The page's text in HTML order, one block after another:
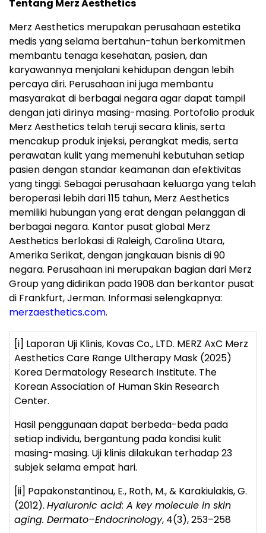
Tentang Merz Aesthetics
Merz Aesthetics merupakan perusahaan estetika
medis yang selama bertahun-tahun berkomitmen
membantu tenaga kesehatan, pasien, dan
karyawannya menjalani kehidupan dengan lebih
percaya diri. Perusahaan ini juga membantu
masyarakat di berbagai negara agar dapat tampil
dengan jati dirinya masing-masing. Portofolio produk
Merz Aesthetics telah teruji secara klinis, serta
mencakup produk injeksi, perangkat medis, serta
perawatan kulit yang memenuhi kebutuhan setiap
pasien dengan standar keamanan dan efektivitas
yang tinggi. Sebagai perusahaan keluarga yang telah
beroperasi lebih dari 115 tahun, Merz Aesthetics
memiliki hubungan yang erat dengan pelanggan di
berbagai negara. Kantor pusat global Merz
Aesthetics berlokasi di Raleigh, Carolina Utara,
Amerika Serikat, dengan jangkauan bisnis di 90
negara. Perusahaan ini merupakan bagian dari Merz
Group yang didirikan pada 1908 dan berkantor pusat
di Frankfurt, Jerman. Informasi selengkapnya:
merzaesthetics.com.
[i] Laporan Uji Klinis, Kovas Co., LTD. MERZ AxC Merz
Aesthetics Care Range Ultherapy Mask (2025)
Korea Dermatology Research Institute. The
Korean Association of Human Skin Research
Center.
Hasil penggunaan dapat berbeda-beda pada
setiap individu, bergantung pada kondisi kulit
masing-masing. Uji klinis dilakukan terhadap 23
subjek selama empat hari.
[ii] Papakonstantinou, E., Roth, M., & Karakiulakis, G.
(2012). Hyaluronic acid: A key molecule in skin
aging. Dermato–Endocrinology, 4(3), 253–258